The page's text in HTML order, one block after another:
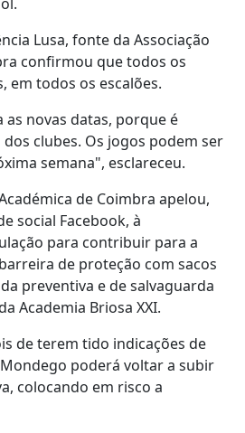
Lusa, fonte da Associação
confirmou que todos os
em todos os escalões.
as novas datas, porque é
clubes. Os jogos podem ser
semana", esclareceu.
de Coimbra apelou,
social Facebook, à
para contribuir para a
de proteção com sacos
preventiva e de salvaguarda
Academia Briosa XXI.
de terem tido indicações de
poderá voltar a subir
colocando em risco a